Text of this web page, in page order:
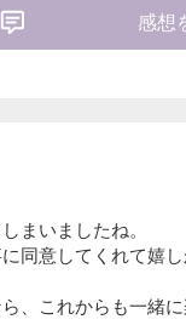
感想
まいましたね。
同意してくれて嬉し
、これからも一緒